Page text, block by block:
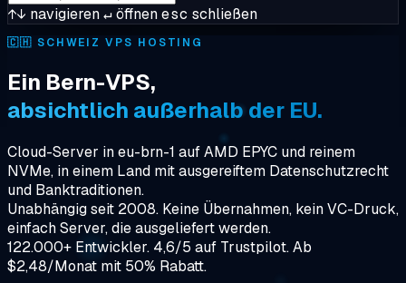
↑↓ navigieren↵öffnenesc schließen
🇨🇭 SCHWEIZ VPS HOSTING
Ein Bern-VPS,
absichtlich außerhalb der EU.
Cloud-Server in eu-brn-1 auf AMD EPYC und reinem
NVMe, in einem Land mit ausgereiftem Datenschutzrecht
und Banktraditionen.
Unabhängig seit 2008. Keine Übernahmen, kein VC-Druck,
einfach Server, die ausgeliefert werden.
122.000+ Entwickler. 4,6/5 auf Trustpilot. Ab
$2,48/Monat mit 50% Rabatt.